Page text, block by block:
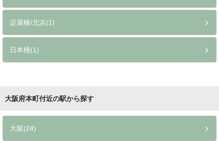
淀屋橋/北浜(1)
日本橋(1)
大阪府本町付近の駅から探す
大阪(24)